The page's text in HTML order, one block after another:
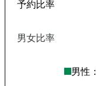
予約比率
男女比率
男性：